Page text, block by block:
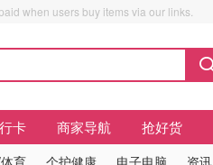
when users buy items via our links.
卡 商家导航 抢好货
育 个护健康 电子电脑 资讯